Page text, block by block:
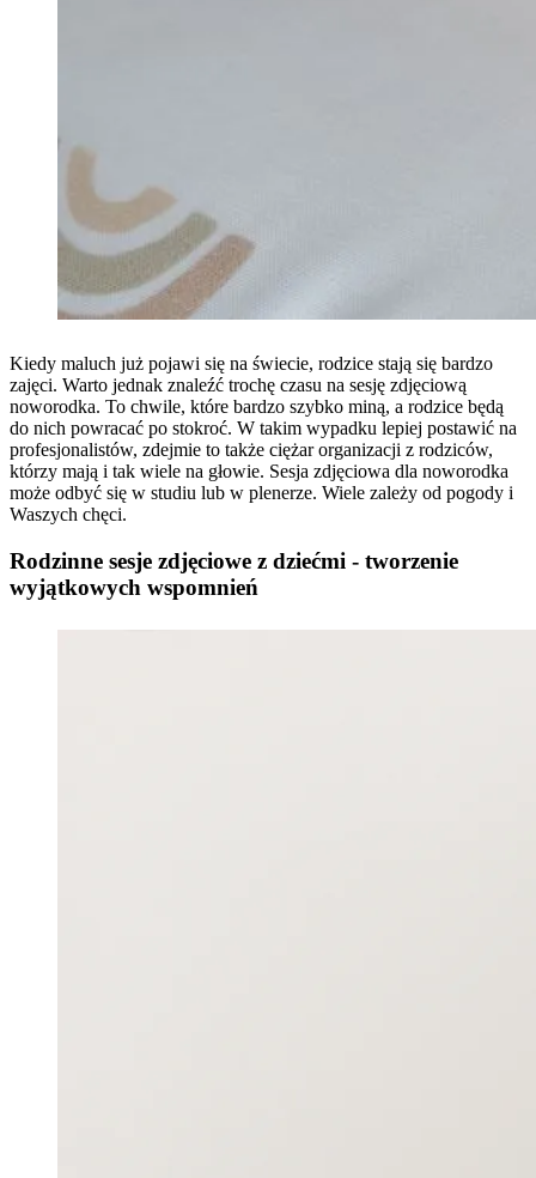
Kiedy maluch już pojawi się na świecie, rodzice stają się bardzo
zajęci. Warto jednak znaleźć trochę czasu na sesję zdjęciową
noworodka. To chwile, które bardzo szybko miną, a rodzice będą
do nich powracać po stokroć. W takim wypadku lepiej postawić na
profesjonalistów, zdejmie to także ciężar organizacji z rodziców,
którzy mają i tak wiele na głowie. Sesja zdjęciowa dla noworodka
może odbyć się w studiu lub w plenerze. Wiele zależy od pogody i
Waszych chęci.
Rodzinne sesje zdjęciowe z dziećmi - tworzenie
wyjątkowych wspomnień